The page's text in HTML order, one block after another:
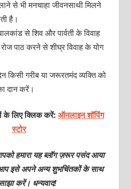
से भी मनचाहा जीवनसाथी मिलने
है।
से शिव और पार्वती के विवाह
पाठ करने से शीघ्र विवाह के योग
किसी गरीब या जरूरतमंद व्‍यक्‍ति को
दान करें।
के लिए क्लिक करें: ऑनलाइन शॉपिंग
स्टोर
हमारा यह ब्लॉग ज़रूर पसंद आया
आप इसे अपने अन्य शुभचिंतकों के साथ
करें। धन्यवाद!